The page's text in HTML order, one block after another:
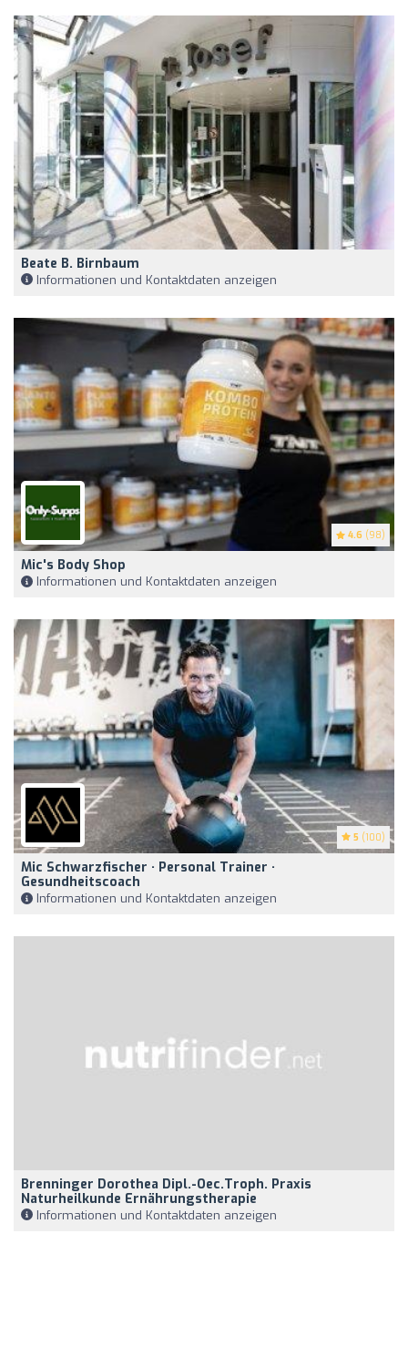
Beate B. Birnbaum
Informationen und Kontaktdaten anzeigen
4.6 (98)
Mic's Body Shop
Informationen und Kontaktdaten anzeigen
5 (100)
Mic Schwarzfischer · Personal Trainer ·
Gesundheitscoach
Informationen und Kontaktdaten anzeigen
Brenninger Dorothea Dipl.-Oec.troph. Praxis
Naturheilkunde Ernährungstherapie
Informationen und Kontaktdaten anzeigen